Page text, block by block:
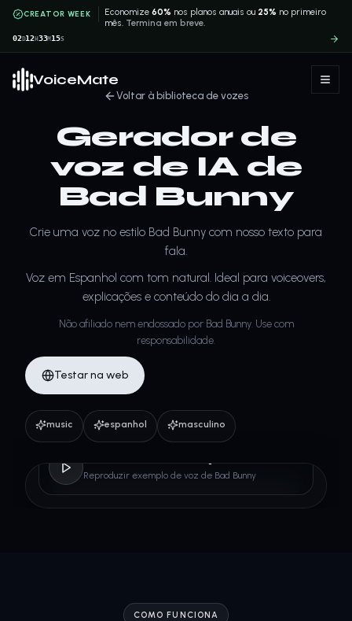
CREATOR WEEK Economize60% nos planos anuais ou 25% no primeiro
mês. Termina em breve.
02D12H 33M 15S
VoiceMate
Voltar à biblioteca de vozes
Gerador de
voz de IA de
Bad Bunny
Crie uma voz no estilo Bad Bunny com nosso texto para
fala.
Voz em Espanhol com tom natural. Ideal para voiceovers,
explicações e conteúdo do dia a dia.
Não afiliado nem endossado por Bad Bunny. Use com
responsabilidade.
Testar na web
music espanhol masculino
Reproduzir exemplo de voz de Bad Bunny
COMO FUNCIONA